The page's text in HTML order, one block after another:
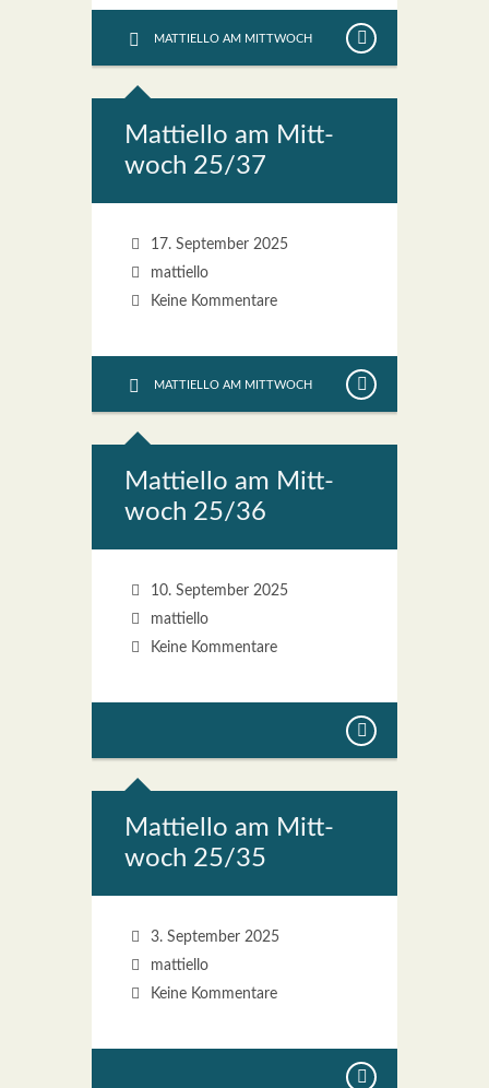
MATTIELLO AM MITTWOCH
Mat­ti­el­lo am Mitt­
woch 25/37
17. September 2025
mattiello
Keine Kommentare
MATTIELLO AM MITTWOCH
Mat­ti­el­lo am Mitt­
woch 25/36
10. September 2025
mattiello
Keine Kommentare
Mat­ti­el­lo am Mitt­
woch 25/35
3. September 2025
mattiello
Keine Kommentare